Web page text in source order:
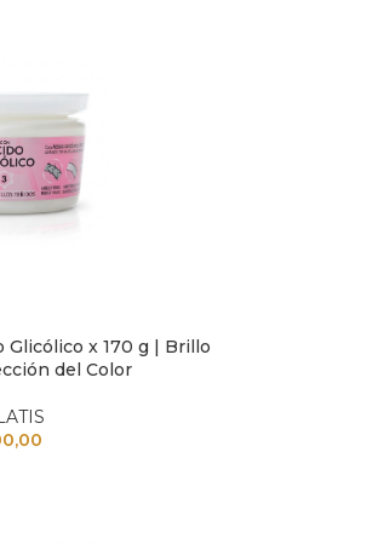
Glicólico x 170 g | Brillo
del Color